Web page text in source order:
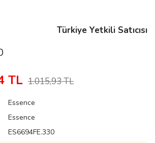
Türkiye Yetkili Satıcısı
TL 1.015,93 TL
Essence
Essence
ES6694FE.330